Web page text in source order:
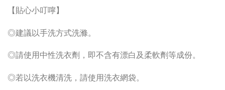
【貼心小叮嚀】
◎建議以手洗方式洗滌。
◎請使用中性洗衣劑，即不含有漂白及柔軟劑等成份。
◎若以洗衣機清洗，請使用洗衣網袋。